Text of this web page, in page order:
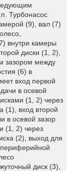
Турбонасос
(9), вал (7)
внутри камеры
диски (1, 2),
зазором между
(6) в
вход первой
в осевой
(1, 2) через
(1), вход второй
в осевой зазор
(1, 2) через
(2), выход для
периферийной
диск (3),